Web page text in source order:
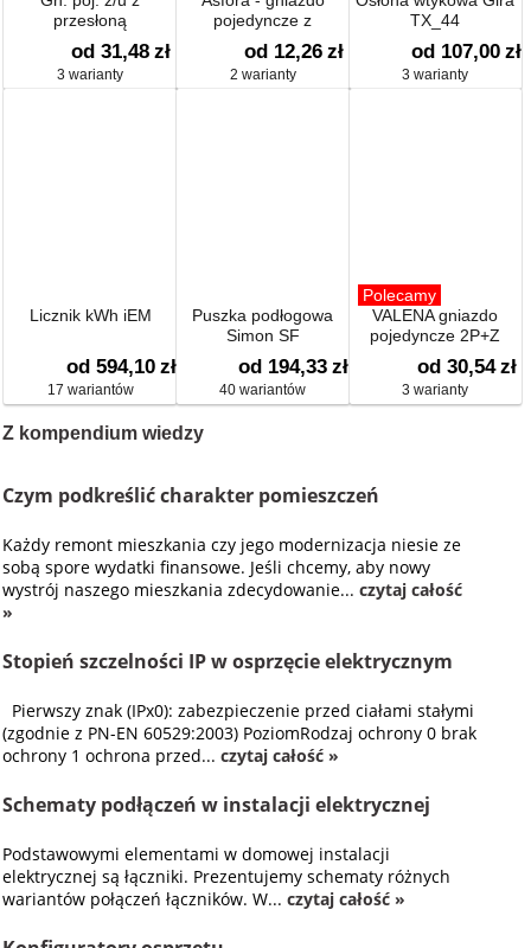
przesłoną
od 31,48 zł
3 warianty
pojedyncze z
uziemieniem
od 12,26 zł
2 warianty
TX_44
od 107,00 zł
3 warianty
Licznik kWh iEM
od 594,10 zł
17 wariantów
Puszka podłogowa
Simon SF
od 194,33 zł
40 wariantów
Polecamy
VALENA gniazdo
pojedyncze 2P+Z
od 30,54 zł
3 warianty
Z kompendium wiedzy
Czym podkreślić charakter pomieszczeń
Każdy remont mieszkania czy jego modernizacja niesie ze
sobą spore wydatki finansowe. Jeśli chcemy, aby nowy
wystrój naszego mieszkania zdecydowanie...czytaj całość
»
Stopień szczelności IP w osprzęcie elektrycznym
Pierwszy znak (IPx0): zabezpieczenie przed ciałami stałymi
(zgodnie z PN-EN 60529:2003) PoziomRodzaj ochrony 0 brak
ochrony 1 ochrona przed...czytaj całość »
Schematy podłączeń w instalacji elektrycznej
Podstawowymi elementami w domowej instalacji
elektrycznej są łączniki. Prezentujemy schematy różnych
wariantów połączeń łączników. W...czytaj całość »